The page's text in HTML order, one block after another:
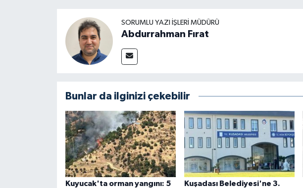
SORUMLU YAZI İŞLERI MÜDÜRÜ
Abdurrahman Fırat
Bunlar da ilginizi çekebilir
Kuyucak'ta orman yangını: 5
Kuşadası Belediyesi'ne 3.